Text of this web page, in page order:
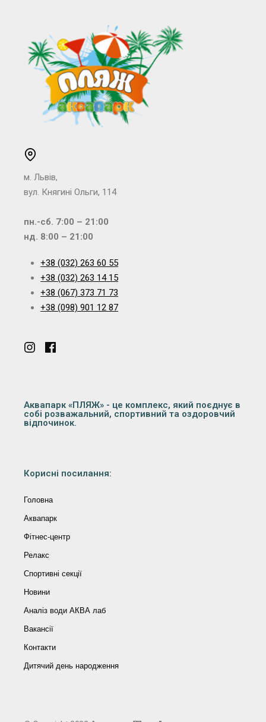
м. Львів,
вул. Княгині Ольги, 114
пн.-сб. 7:00 – 21:00
нд. 8:00 – 21:00
+38 (032) 263 60 55
+38 (032) 263 14 15
+38 (067) 373 71 73
+38 (098) 901 12 87
Аквапарк «ПЛЯЖ» - це комплекс, який поєднує в
собі розважальний, спортивний та оздоровчий
відпочинок.
Корисні посилання:
Головна
Аквапарк
Фітнес-центр
Релакс
Спортивні секції
Новини
Аналіз води АКВА лаб​
Вакансії
Контакти
Дитячий день народження